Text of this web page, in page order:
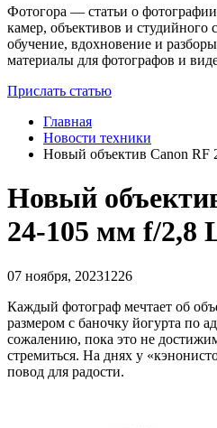
Фотогора — статьи о
камер, объективов и студийного
обучение, вдохновение и
материалы для фотографов и
Прислать статью
Главная
Новости техники
Новый объектив Canon
Новый
24-105 мм f/2,8
07 ноября, 20231226
Каждый фотограф мечтает об
размером с баночку йогурта по
сожалению, пока это не
стремиться. На днях у
повод для радости.